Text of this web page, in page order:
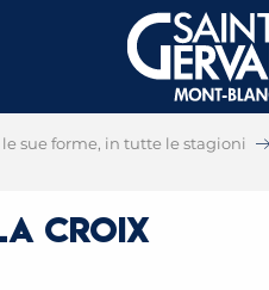
sue forme, in tutte le stagioni
Croix